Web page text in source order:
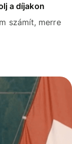
a díjakon
számít, merre